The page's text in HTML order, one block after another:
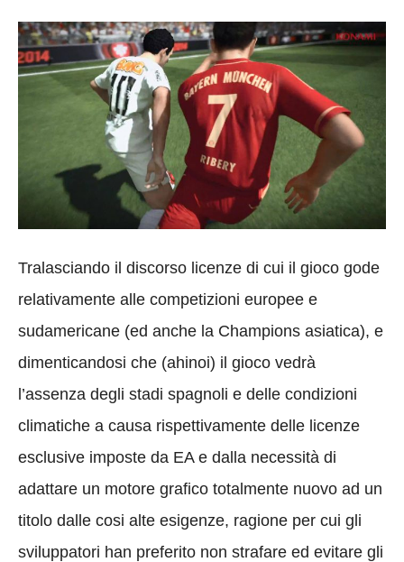
Tralasciando il discorso licenze di cui il gioco gode
relativamente alle competizioni europee e
sudamericane (ed anche la Champions asiatica), e
dimenticandosi che (ahinoi) il gioco vedrà
l’assenza degli stadi spagnoli e delle condizioni
climatiche a causa rispettivamente delle licenze
esclusive imposte da EA e dalla necessità di
adattare un motore grafico totalmente nuovo ad un
titolo dalle cosi alte esigenze, ragione per cui gli
sviluppatori han preferito non strafare ed evitare gli